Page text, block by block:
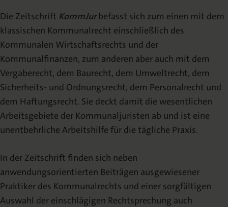
Urheberrecht
Mediadaten
Archiv
2026 | Inhaltsverzeichnisse
Die Zeitschrift KommJurbefasst sich zum einen mit dem
klassischen Kommunalrecht einschließlich des
Kommunalen Wirtschaftsrechts und der
Kommunalfinanzen, zum anderen aber auch mit dem
Vergaberecht, dem Baurecht, dem Umweltrecht, dem
Sicherheits- und Ordnungsrecht, dem Personalrecht und
dem Haftungsrecht. Sie deckt damit die wesentlichen
Arbeitsgebiete der Kommunaljuristen ab und ist eine
unentbehrliche Arbeitshilfe für die tägliche Praxis.
In der Zeitschrift finden sich neben
anwendungsorientierten Beiträgen ausgewiesener
Praktiker des Kommunalrechts und einer sorgfältigen
Auswahl der einschlägigen Rechtsprechung auch